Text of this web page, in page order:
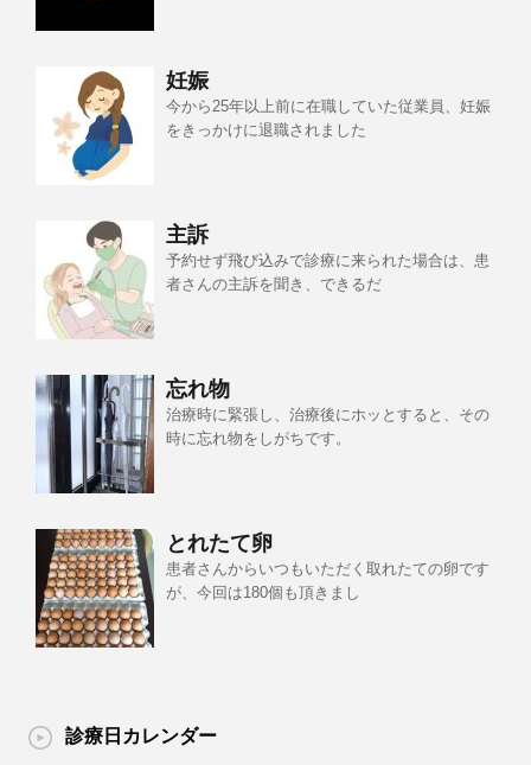
妊娠
今から25年以上前に在職していた従業員、妊娠
をきっかけに退職されました
主訴
予約せず飛び込みで診療に来られた場合は、患
者さんの主訴を聞き、できるだ
忘れ物
治療時に緊張し、治療後にホッとすると、その
時に忘れ物をしがちです。
とれたて卵
患者さんからいつもいただく取れたての卵です
が、今回は180個も頂きまし
診療日カレンダー